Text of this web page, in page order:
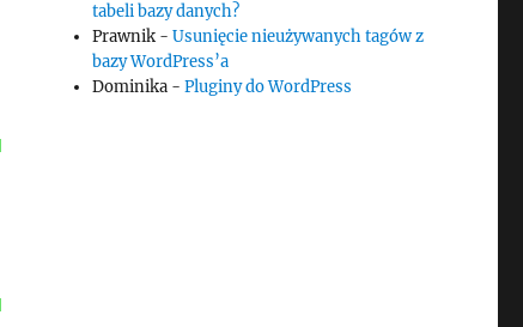
tabeli bazy danych?
Prawnik -Usunięcie nieużywanych tagów z
bazy WordPress’a
Dominika -Pluginy do WordPress